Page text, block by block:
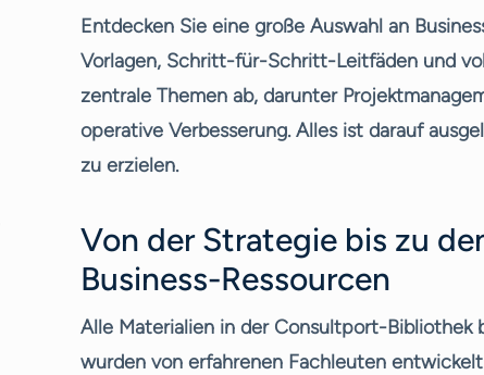
Entdecken Sie eine große Auswahl an
Vorlagen, Schritt-für-Schritt-Leitfäden und
zentrale Themen ab, darunter
operative Verbesserung. Alles ist darauf
zu erzielen.
Von der Strategie bis zu
Business-Ressourcen
Alle Materialien in der Consultport-Bibliothek
wurden von erfahrenen Fachleuten